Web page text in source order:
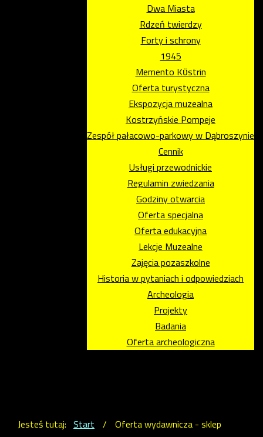
Dwa Miasta
Rdzeń twierdzy
Forty i schrony
1945
Memento Kϋstrin
Oferta turystyczna
Ekspozycja muzealna
Kostrzyńskie Pompeje
Zespół pałacowo-parkowy w Dąbroszynie
Cennik
Usługi przewodnickie
Regulamin zwiedzania
Godziny otwarcia
Oferta specjalna
Oferta edukacyjna
Lekcje Muzealne
Zajęcia pozaszkolne
Historia w pytaniach i odpowiedziach
Archeologia
Projekty
Badania
Oferta archeologiczna
Jesteś tutaj: Start / Oferta wydawnicza - sklep